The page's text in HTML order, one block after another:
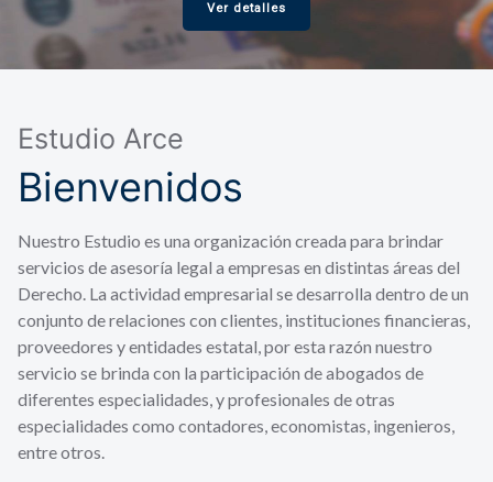
Ver detalles
Estudio Arce
Bienvenidos
Nuestro Estudio es una organización creada para brindar
servicios de asesoría legal a empresas en distintas áreas del
Derecho. La actividad empresarial se desarrolla dentro de un
conjunto de relaciones con clientes, instituciones financieras,
proveedores y entidades estatal, por esta razón nuestro
servicio se brinda con la participación de abogados de
diferentes especialidades, y profesionales de otras
especialidades como contadores, economistas, ingenieros,
entre otros.